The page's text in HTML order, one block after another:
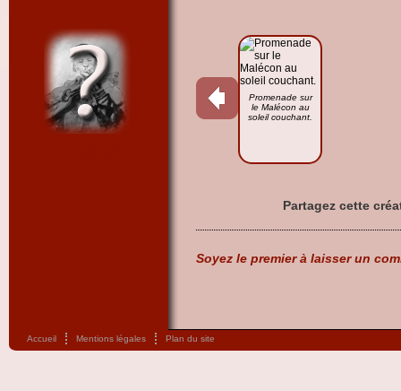
Promenade sur
le Malécon au
soleil couchant.
Partagez cette
Soyez le premier à laisser un
Accueil Mentions légales Plan du site